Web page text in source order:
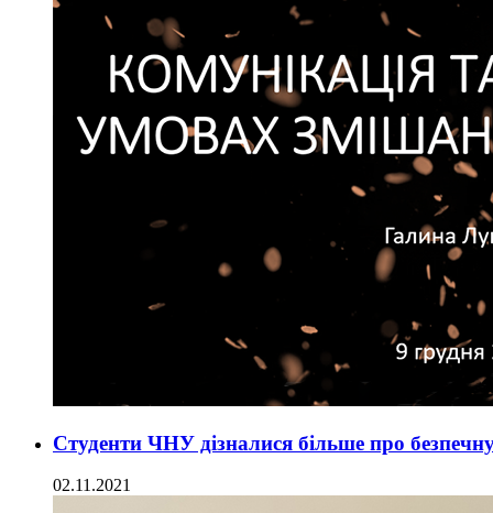
Студенти ЧНУ дізналися більше про
02.11.2021